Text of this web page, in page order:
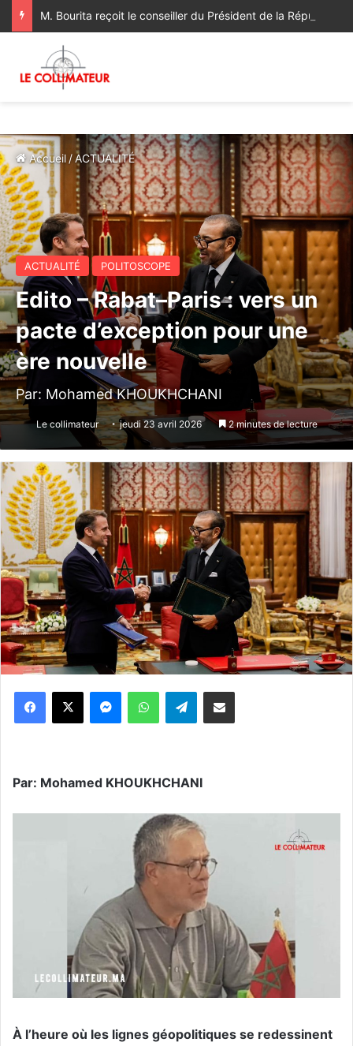
Accueil /ACTUALITÉ
ACTUALITÉ POLITOSCOPE
Edito – Rabat–Paris : vers un
pacte d’exception pour une
ère nouvelle
Par: Mohamed KHOUKHCHANI
Le collimateur jeudi 23 avril 2026 2 minutes de lecture
WhatsApp Telegram
Par: Mohamed KHOUKHCHANI
À l’heure où les lignes géopolitiques se redessinent